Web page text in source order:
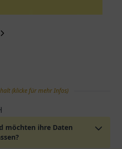
(klicke für mehr Infos)
möchten ihre Daten